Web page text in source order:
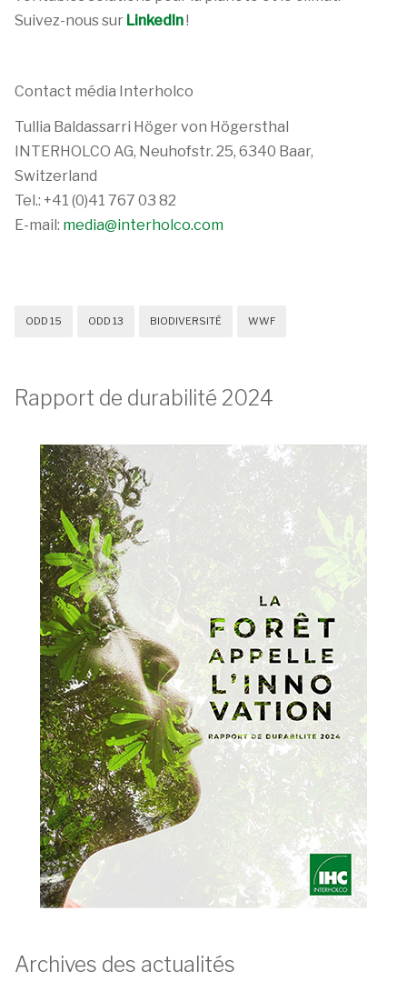
Suivez-nous sur LinkedIn!
Contact média Interholco
Tullia Baldassarri Höger von Högersthal
INTERHOLCO AG, Neuhofstr. 25, 6340 Baar,
Switzerland
Tel.: +41 (0)41 767 03 82
E-mail: media@interholco.com
ODD 15 ODD 13 BIODIVERSITÉ WWF
Rapport de durabilité 2024
Archives des actualités